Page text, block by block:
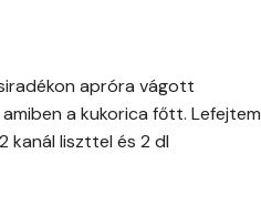
apróra vágott
a kukorica főtt. Lefejtem
kanál liszttel és 2 dl